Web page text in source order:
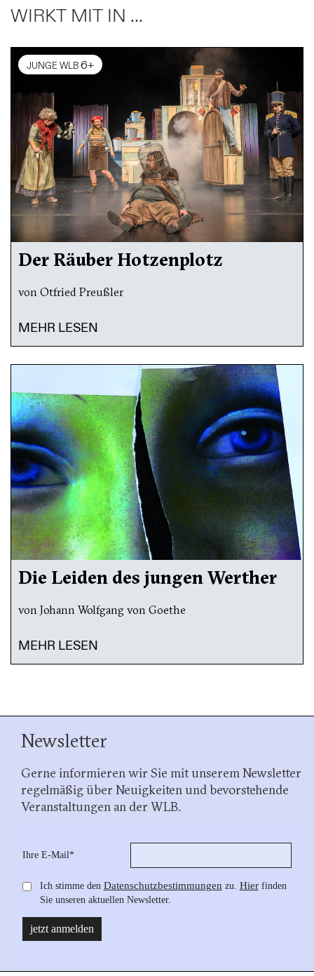
WIRKT MIT IN ...
JUNGE WLB 6+
Der Räuber Hotzenplotz
von Otfried Preußler
MEHR LESEN
Die Leiden des jungen Werther
von Johann Wolfgang von Goethe
MEHR LESEN
Newsletter
Gerne informieren wir Sie mit unserem Newsletter
regelmäßig über Neuigkeiten und bevorstehende
Veranstaltungen an der WLB.